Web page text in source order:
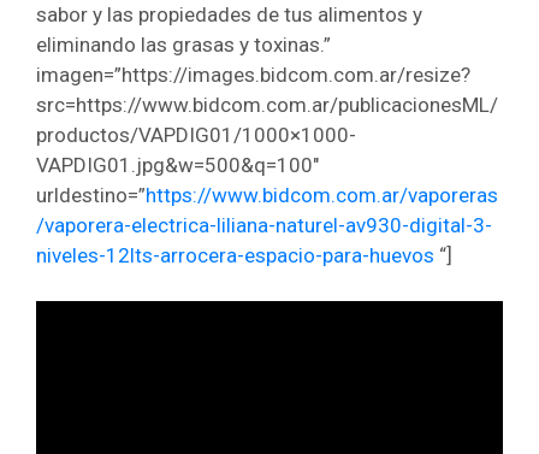
sabor y las propiedades de tus alimentos y
eliminando las grasas y toxinas.”
imagen=”https://images.bidcom.com.ar/resize?
src=https://www.bidcom.com.ar/publicacionesML/
productos/VAPDIG01/1000×1000-
VAPDIG01.jpg&w=500&q=100″
urldestino=”https://www.bidcom.com.ar/vaporeras
/vaporera-electrica-liliana-naturel-av930-digital-3-
niveles-12lts-arrocera-espacio-para-huevos “]